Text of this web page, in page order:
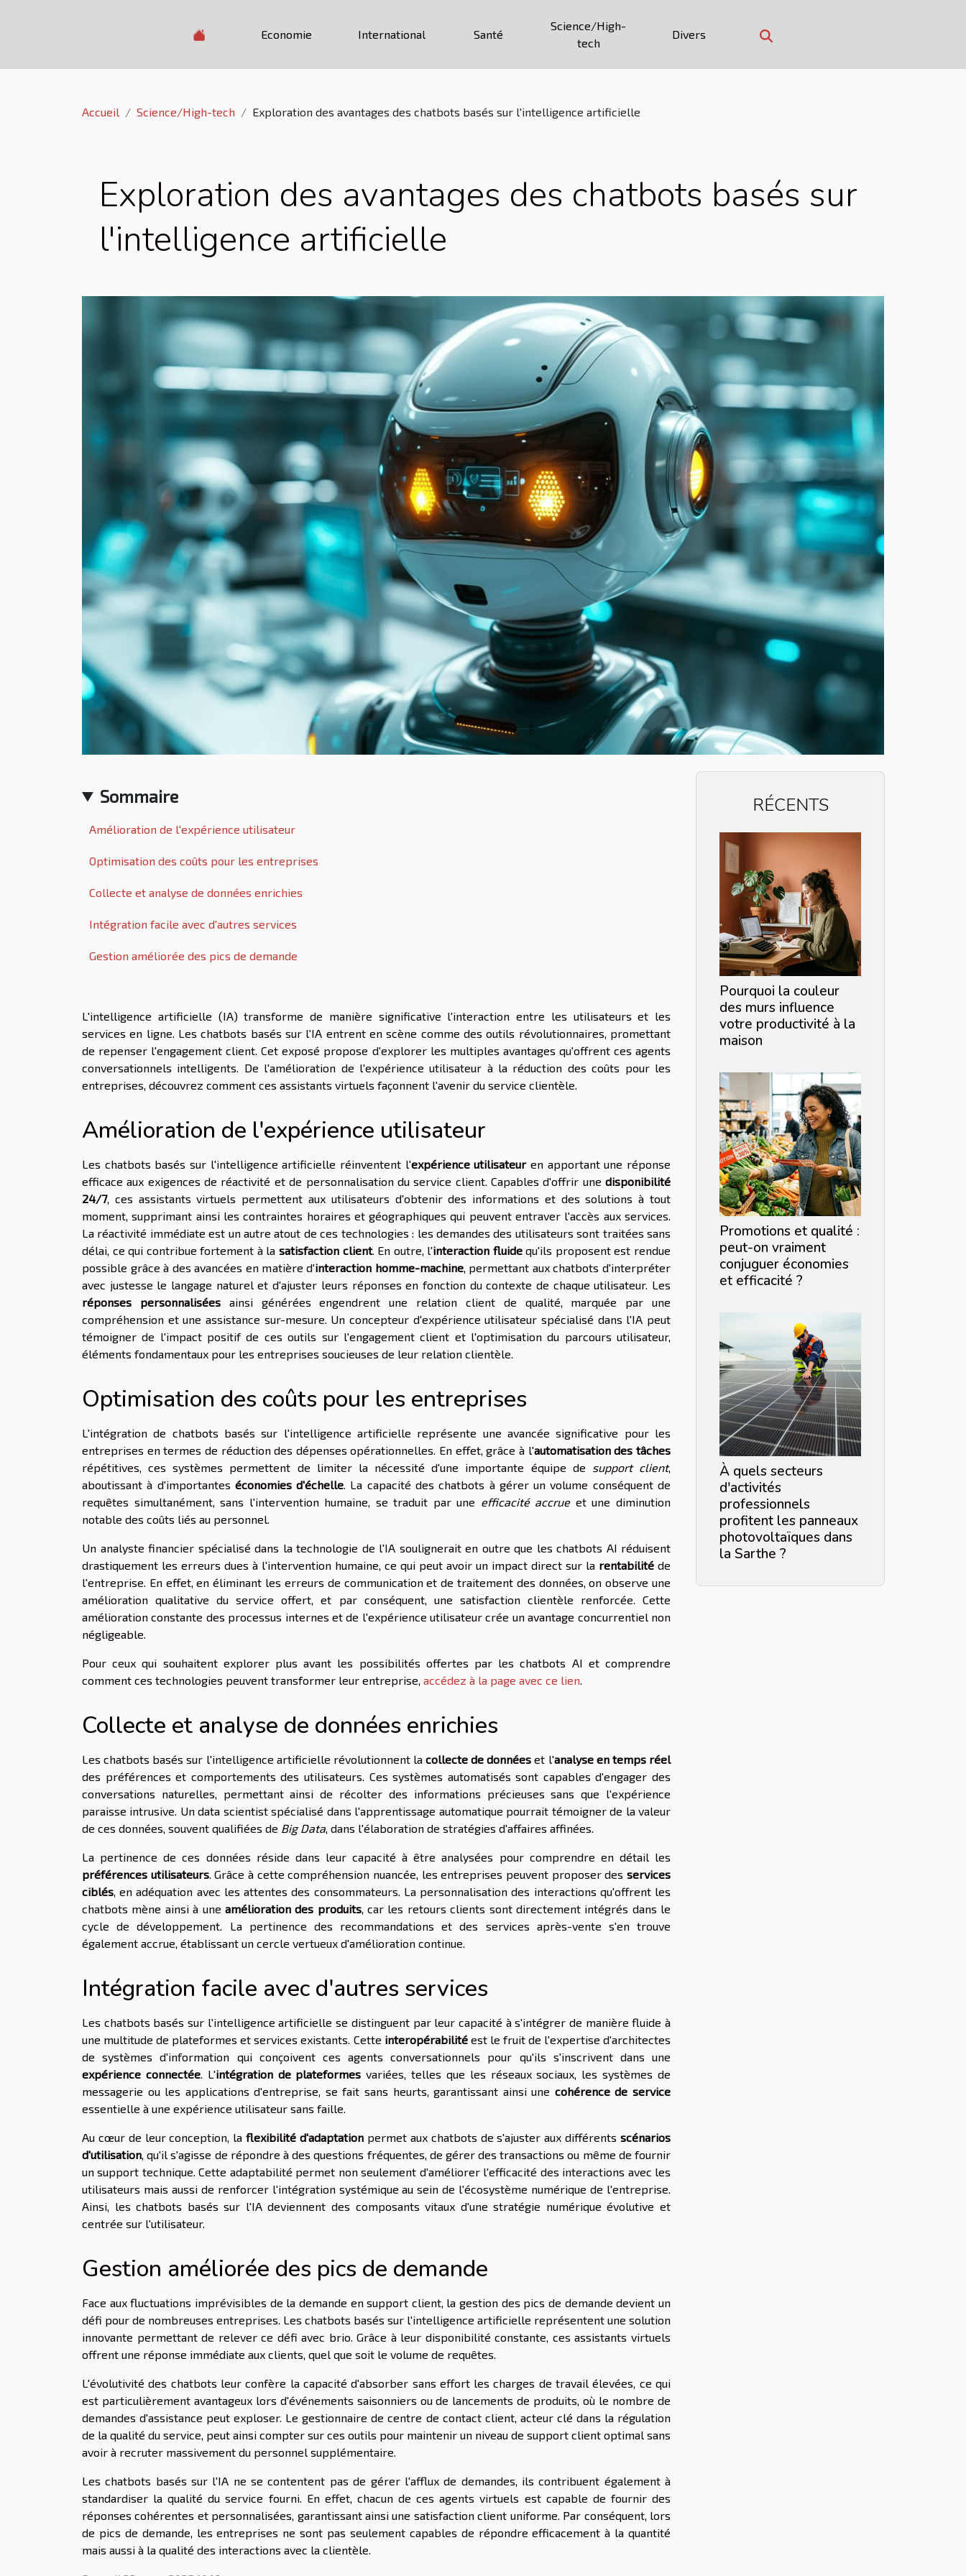
Economie International Santé
Science/High-
tech
Divers
Accueil Science/High-tech Exploration des avantages des chatbots basés sur l'intelligence artificielle
Exploration des avantages des chatbots basés sur
l'intelligence artificielle
Sommaire
Amélioration de l'expérience utilisateur
Optimisation des coûts pour les entreprises
Collecte et analyse de données enrichies
Intégration facile avec d'autres services
Gestion améliorée des pics de demande
L'intelligence artificielle (IA) transforme de manière significative l'interaction entre les utilisateurs et les
services en ligne. Les chatbots basés sur l'IA entrent en scène comme des outils révolutionnaires, promettant
de repenser l'engagement client. Cet exposé propose d'explorer les multiples avantages qu'offrent ces agents
conversationnels intelligents. De l'amélioration de l'expérience utilisateur à la réduction des coûts pour les
entreprises, découvrez comment ces assistants virtuels façonnent l'avenir du service clientèle.
Amélioration de l'expérience utilisateur
Les chatbots basés sur l'intelligence artificielle réinventent l'expérience utilisateuren apportant une réponse
efficace aux exigences de réactivité et de personnalisation du service client. Capables d'offrir une disponibilité
24/7, ces assistants virtuels permettent aux utilisateurs d'obtenir des informations et des solutions à tout
moment, supprimant ainsi les contraintes horaires et géographiques qui peuvent entraver l'accès aux services.
La réactivité immédiate est un autre atout de ces technologies : les demandes des utilisateurs sont traitées sans
délai, ce qui contribue fortement à la satisfaction client. En outre, l'interaction fluidequ'ils proposent est rendue
possible grâce à des avancées en matière d'interaction homme-machine, permettant aux chatbots d'interpréter
avec justesse le langage naturel et d'ajuster leurs réponses en fonction du contexte de chaque utilisateur. Les
réponses personnaliséesainsi générées engendrent une relation client de qualité, marquée par une
compréhension et une assistance sur-mesure. Un concepteur d'expérience utilisateur spécialisé dans l'IA peut
témoigner de l'impact positif de ces outils sur l'engagement client et l'optimisation du parcours utilisateur,
éléments fondamentaux pour les entreprises soucieuses de leur relation clientèle.
Optimisation des coûts pour les entreprises
L'intégration de chatbots basés sur l'intelligence artificielle représente une avancée significative pour les
entreprises en termes de réduction des dépenses opérationnelles. En effet, grâce à l'automatisation des tâches
répétitives, ces systèmes permettent de limiter la nécessité d'une importante équipe de
support client,
aboutissant à d'importantes économies d'échelle . La capacité des chatbots à gérer un volume conséquent de
requêtes simultanément, sans l'intervention humaine, se traduit par une efficacité accrueet une diminution
notable des coûts liés au personnel.
Un analyste financier spécialisé dans la technologie de l'IA soulignerait en outre que les chatbots AI réduisent
drastiquement les erreurs dues à l'intervention humaine, ce qui peut avoir un impact direct sur la rentabilité de
l'entreprise. En effet, en éliminant les erreurs de communication et de traitement des données, on observe une
amélioration qualitative du service offert, et par conséquent, une satisfaction clientèle renforcée. Cette
amélioration constante des processus internes et de l'expérience utilisateur crée un avantage concurrentiel non
négligeable.
Pour ceux qui souhaitent explorer plus avant les possibilités offertes par les chatbots AI et comprendre
comment ces technologies peuvent transformer leur entreprise, accédez à la page avec ce lien
Collecte et analyse de données enrichies
Les chatbots basés sur l'intelligence artificielle révolutionnent lacollecte de données et l'analyse en temps réel
des préférences et comportements des utilisateurs. Ces systèmes automatisés sont capables d'engager des
conversations naturelles, permettant ainsi de récolter des informations précieuses sans que l'expérience
paraisse intrusive. Un data scientist spécialisé dans l'apprentissage automatique pourrait témoigner de la valeur
de ces données, souvent qualifiées de Big Data , dans l'élaboration de stratégies d'affaires affinées.
La pertinence de ces données réside dans leur capacité à être analysées pour comprendre en détail les
préférences utilisateurs. Grâce à cette compréhension nuancée, les entreprises peuvent proposer desservices
ciblés , en adéquation avec les attentes des consommateurs. La personnalisation des interactions qu'offrent les
chatbots mène ainsi à une amélioration des produits, car les retours clients sont directement intégrés dans le
cycle de développement. La pertinence des recommandations et des services après-vente s'en trouve
également accrue, établissant un cercle vertueux d'amélioration continue.
Intégration facile avec d'autres services
Les chatbots basés sur l'intelligence artificielle se distinguent par leur capacité à s'intégrer de manière fluide à
une multitude de plateformes et services existants. Cette interopérabilitéest le fruit de l'expertise d'architectes
de systèmes d'information qui conçoivent ces agents conversationnels pour qu'ils s'inscrivent dans une
expérience connectée. L'intégration de plateformes variées, telles que les réseaux sociaux, les systèmes de
messagerie ou les applications d'entreprise, se fait sans heurts, garantissant ainsi une cohérence de service
essentielle à une expérience utilisateur sans faille.
Au cœur de leur conception, laflexibilité d'adaptation permet aux chatbots de s'ajuster aux différentsscénarios
d'utilisation , qu'il s'agisse de répondre à des questions fréquentes, de gérer des transactions ou même de fournir
un support technique. Cette adaptabilité permet non seulement d'améliorer l'efficacité des interactions avec les
utilisateurs mais aussi de renforcer l'intégration systémique au sein de l'écosystème numérique de l'entreprise.
Ainsi, les chatbots basés sur l'IA deviennent des composants vitaux d'une stratégie numérique évolutive et
centrée sur l'utilisateur.
Gestion améliorée des pics de demande
Face aux fluctuations imprévisibles de la demande en support client, la gestion des pics de demande devient un
défi pour de nombreuses entreprises. Les chatbots basés sur l'intelligence artificielle représentent une solution
innovante permettant de relever ce défi avec brio. Grâce à leur disponibilité constante, ces assistants virtuels
offrent une réponse immédiate aux clients, quel que soit le volume de requêtes.
L'évolutivité des chatbots leur confère la capacité d'absorber sans effort les charges de travail élevées, ce qui
est particulièrement avantageux lors d'événements saisonniers ou de lancements de produits, où le nombre de
demandes d'assistance peut exploser. Le gestionnaire de centre de contact client, acteur clé dans la régulation
de la qualité du service, peut ainsi compter sur ces outils pour maintenir un niveau de support client optimal sans
avoir à recruter massivement du personnel supplémentaire.
Les chatbots basés sur l'IA ne se contentent pas de gérer l'afflux de demandes, ils contribuent également à
standardiser la qualité du service fourni. En effet, chacun de ces agents virtuels est capable de fournir des
réponses cohérentes et personnalisées, garantissant ainsi une satisfaction client uniforme. Par conséquent, lors
de pics de demande, les entreprises ne sont pas seulement capables de répondre efficacement à la quantité
mais aussi à la qualité des interactions avec la clientèle.
RÉCENTS
Pourquoi la couleur
des murs influence
votre productivité à la
maison
Promotions et qualité :
peut-on vraiment
conjuguer économies
et efficacité ?
À quels secteurs
d'activités
professionnels
profitent les panneaux
photovoltaïques dans
la Sarthe ?